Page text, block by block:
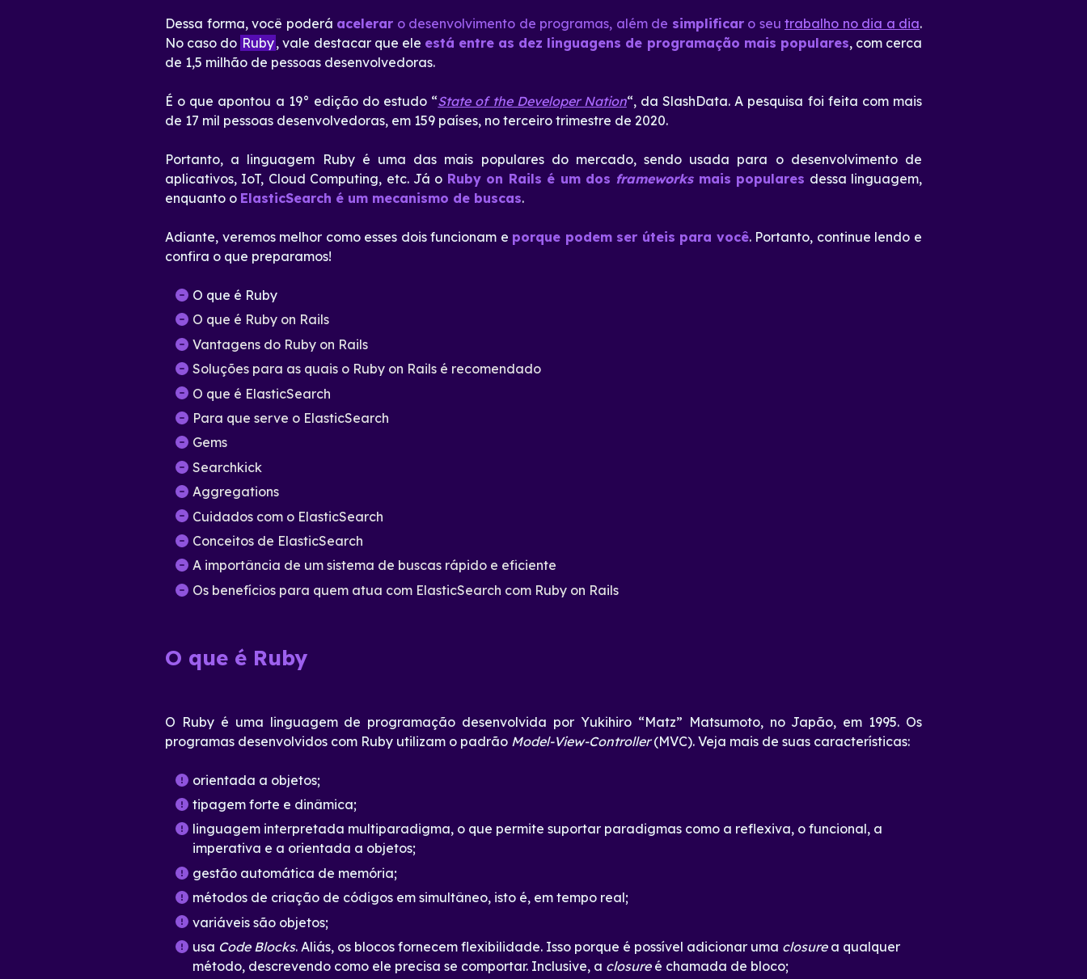
Dessa forma, você poderá acelerar o desenvolvimento de programas, além de simplificaro seu trabalho no dia a dia.
No caso do Ruby, vale destacar que ele está entre as dez linguagens de programação mais populares, com cerca
de 1,5 milhão de pessoas desenvolvedoras.
É o que apontou a 19° edição do estudo “State of the Developer Nation“, da SlashData. A pesquisa foi feita com mais
de 17 mil pessoas desenvolvedoras, em 159 países, no terceiro trimestre de 2020.
Portanto, a linguagem Ruby é uma das mais populares do mercado, sendo usada para o desenvolvimento de
aplicativos, IoT, Cloud Computing, etc. Já o Ruby on Rails é um dos frameworksmais populares dessa linguagem,
enquanto o ElasticSearch é um mecanismo de buscas.
Adiante, veremos melhor como esses dois funcionam e porque podem ser úteis para você. Portanto, continue lendo e
confira o que preparamos!
O que é Ruby
O que é Ruby on Rails
Vantagens do Ruby on Rails
Soluções para as quais o Ruby on Rails é recomendado
O que é ElasticSearch
Para que serve o ElasticSearch
Gems
Searchkick
Aggregations
Cuidados com o ElasticSearch
Conceitos de ElasticSearch
A importância de um sistema de buscas rápido e eficiente
Os benefícios para quem atua com ElasticSearch com Ruby on Rails
O que é Ruby
O Ruby é uma linguagem de programação desenvolvida por Yukihiro “Matz” Matsumoto, no Japão, em 1995. Os
programas desenvolvidos com Ruby utilizam o padrão Model-View-Controller(MVC). Veja mais de suas características:
orientada a objetos;
tipagem forte e dinâmica;
linguagem interpretada multiparadigma, o que permite suportar paradigmas como a reflexiva, o funcional, a
imperativa e a orientada a objetos;
gestão automática de memória;
métodos de criação de códigos em simultâneo, isto é, em tempo real;
variáveis são objetos;
usa Code Blocks. Aliás, os blocos fornecem flexibilidade. Isso porque é possível adicionar uma closurea qualquer
método, descrevendo como ele precisa se comportar. Inclusive, a closureé chamada de bloco;